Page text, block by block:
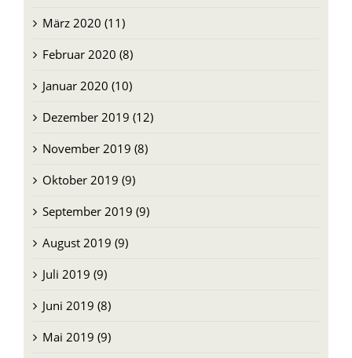
Februar 2020 (8)
Januar 2020 (10)
Dezember 2019 (12)
November 2019 (8)
Oktober 2019 (9)
September 2019 (9)
August 2019 (9)
Juli 2019 (9)
Juni 2019 (8)
Mai 2019 (9)
April 2019 (13)